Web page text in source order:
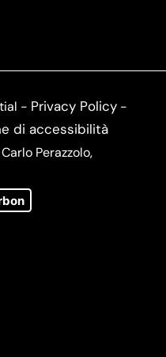
- Privacy Policy -
di accessibilità
Perazzolo,